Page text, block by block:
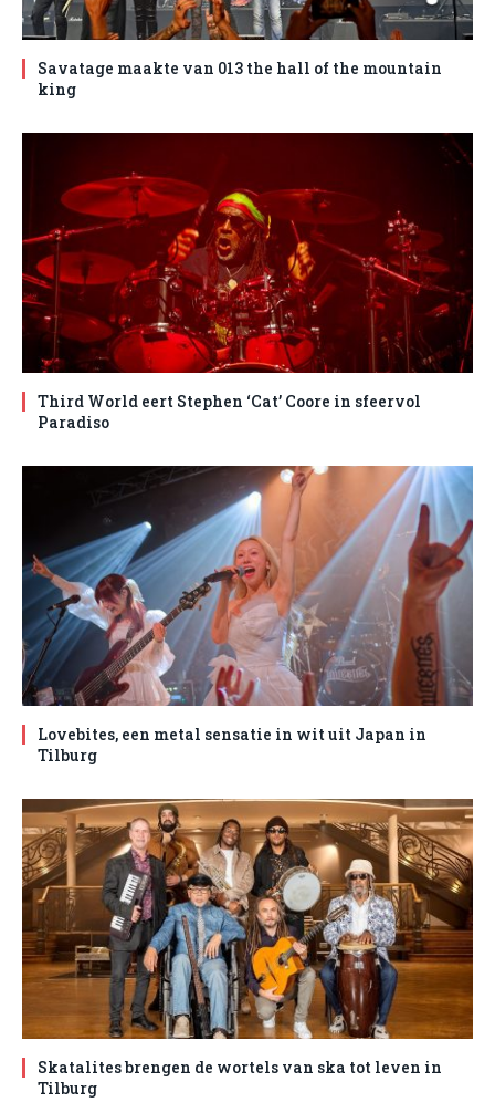
Savatage maakte van 013 the hall of the mountain
king
Third World eert Stephen ‘Cat’ Coore in sfeervol
Paradiso
Lovebites, een metal sensatie in wit uit Japan in
Tilburg
Skatalites brengen de wortels van ska tot leven in
Tilburg